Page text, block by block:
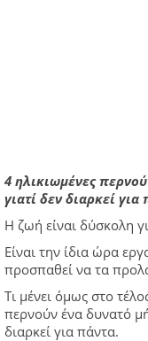
4 ηλικιωμένες
γιατί δεν διαρκεί για
Η ζωή είναι δύσκολη
Είναι την ίδια ώρα
προσπαθεί να τα
Τι μένει όμως στο
περνούν ένα δυνατό
διαρκεί για πάντα.